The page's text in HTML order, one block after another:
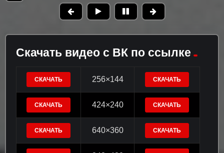
Скачать видео с ВК по ссылке
СКАЧАТЬ 256×144 СКАЧАТЬ
СКАЧАТЬ 424×240 СКАЧАТЬ
СКАЧАТЬ 640×360 СКАЧАТЬ